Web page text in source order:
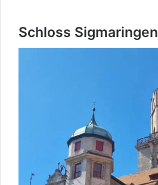
Schloss Sigmaringen